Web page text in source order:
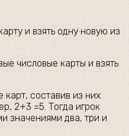
и взять одну новую из
числовые карты и взять
составив из них
2+3 =5. Тогда игрок
значениями два, три и